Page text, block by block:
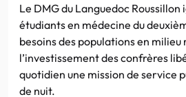
Le DMG du Languedoc
étudiants en médecine du
besoins des populations en
l’investissement des confrères
quotidien une mission de service
de nuit.